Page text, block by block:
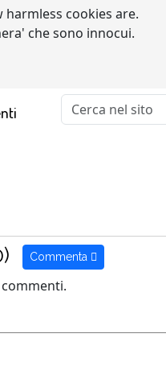
harmless cookies are.
che sono innocui.
Commenta